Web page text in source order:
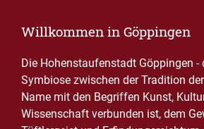
Willkommen in Göppingen
Die Hohenstaufenstadt Göppingen -
Symbiose zwischen der Tradition
Name mit den Begriffen Kunst,
Wissenschaft verbunden ist, dem